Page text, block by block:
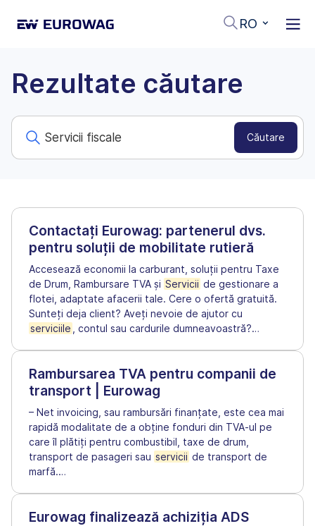
RO
Rezultate căutare
Contactați Eurowag: partenerul dvs.
pentru soluții de mobilitate rutieră
Accesează economii la carburant, soluții pentru Taxe
de Drum, Rambursare TVA și Servicii de gestionare a
flotei, adaptate afacerii tale. Cere o ofertă gratuită.
Sunteți deja client? Aveți nevoie de ajutor cu
serviciile
, contul sau cardurile dumneavoastră?…
Rambursarea TVA pentru companii de
transport | Eurowag
– Net invoicing, sau rambursări finanțate, este cea mai
rapidă modalitate de a obține fonduri din TVA-ul pe
care îl plătiți pentru combustibil, taxe de drum,
transport de pasageri sau servicii de transport de
marfă.…
Eurowag finalizează achiziția ADS